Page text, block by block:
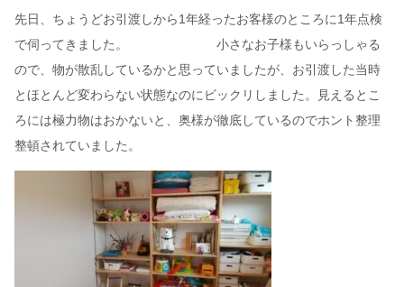
先日、ちょうどお引渡しから1年経ったお客様のところに1年点検
で伺ってきました。 小さなお子様もいらっしゃる
ので、物が散乱しているかと思っていましたが、お引渡した当時
とほとんど変わらない状態なのにビックリしました。見えるとこ
ろには極力物はおかないと、奥様が徹底しているのでホント整理
整頓されていました。